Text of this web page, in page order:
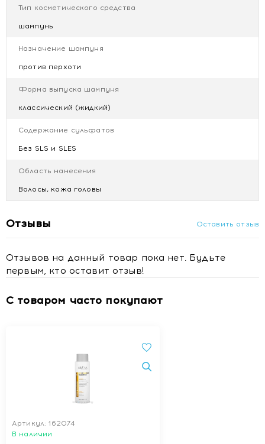
hydroxypropyltrimonium chloride, Methoxy PEG/PPG-7/3
glucose trioleate, PPG-1-PEG-9 Lauryl glycol ether,
Propylene glycol, Alcohol denat., Citric acid, Parfum
Phenoxyethanol, Caprylyl glycol.
Купить HELEN SEWARD Очищающий шампунь Защита
Микробиома для кожи головы и волос с сухой и жирной
1000 мл в Минске
Тип косметического средства
шампунь
Назначение шампуня
против перхоти
Форма выпуска шампуня
классический (жидкий)
Содержание сульфатов
Без SLS и SLES
Область нанесения
Волосы, кожа головы
Отзывы Оставить отзыв
Отзывов на данный товар пока нет. Будьте
первым, кто оставит отзыв!
С товаром часто покупают
Артикул: 162074
В наличии